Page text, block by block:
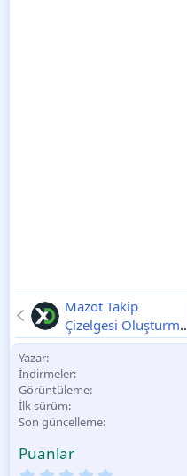
Mazot Takip
Çizelgesi Oluşturma
V1
Yazar
İndirmeler
Görüntüleme
İlk sürüm
Son güncelleme
Puanlar